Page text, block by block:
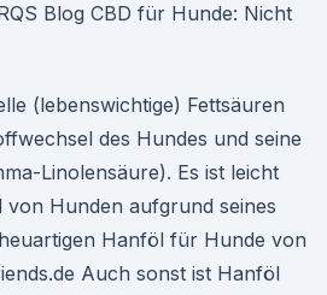
Blog CBD für Hunde: Nicht
(lebenswichtige) Fettsäuren
des Hundes und seine
Linolensäure). Es ist leicht
Hunden aufgrund seines
Hanföl für Hunde von
Auch sonst ist Hanföl